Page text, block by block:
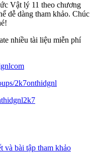
Vật lý 11 theo chương
dễ dàng tham khảo. Chúc
nhiều tài liệu miễn phí
2k7onthidgnl
bài tập tham khảo